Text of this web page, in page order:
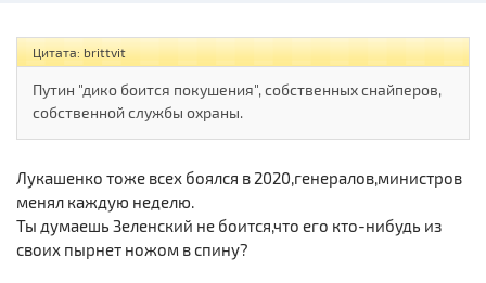
Цитата: brittvit
Путин "дико боится покушения", собственных снайперов,
собственной службы охраны.
Лукашенко тоже всех боялся в 2020,генералов,министров
менял каждую неделю.
Ты думаешь Зеленский не боится,что его кто-нибудь из
своих пырнет ножом в спину?